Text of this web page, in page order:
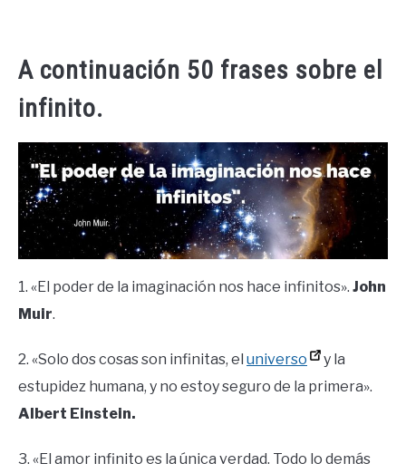
A continuación 50 frases sobre el
infinito.
1. «El poder de la imaginación nos hace infinitos». John
Muir.
2. «Solo dos cosas son infinitas, el universo
y la
estupidez humana, y no estoy seguro de la primera».
Albert Einstein.
3. «El amor infinito es la única verdad. Todo lo demás